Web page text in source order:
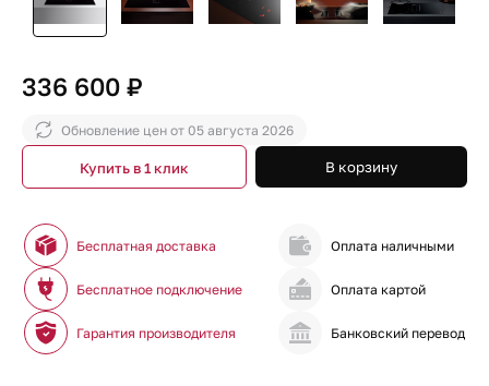
336 600 ₽
Обновление цен от 05 августа 2026
В корзину
Купить в 1 клик
Бесплатная доставка
Бесплатное подключение
Гарантия производителя
Оплата наличными
Оплата картой
Банковский перевод